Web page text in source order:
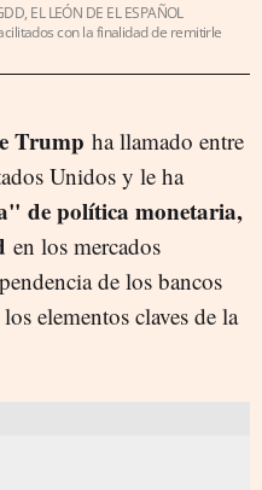
EL LEÓN DE EL ESPAÑOL
con la finalidad de remitirle
Trump ha llamado entre
Unidos y le ha
de política monetaria,
en los mercados
de los bancos
elementos claves de la